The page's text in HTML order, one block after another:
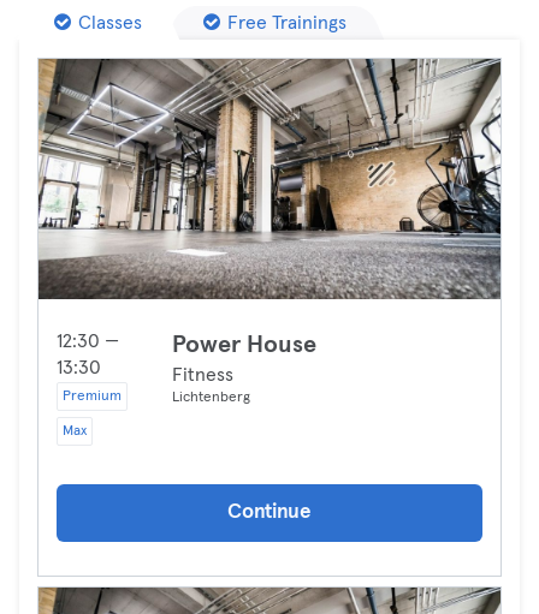
Classes Free Trainings
12:30 —
13:30
Premium
Max
Power House
Fitness
Lichtenberg
Continue